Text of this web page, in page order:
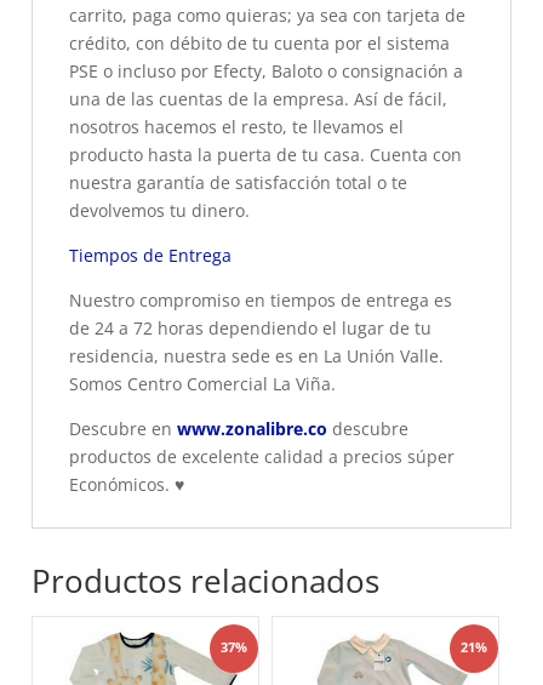
carrito, paga como quieras; ya sea con tarjeta de
crédito, con débito de tu cuenta por el sistema
PSE o incluso por Efecty, Baloto o consignación a
una de las cuentas de la empresa. Así de fácil,
nosotros hacemos el resto, te llevamos el
producto hasta la puerta de tu casa. Cuenta con
nuestra garantía de satisfacción total o te
devolvemos tu dinero.
Tiempos de Entrega
Nuestro compromiso en tiempos de entrega es
de 24 a 72 horas dependiendo el lugar de tu
residencia, nuestra sede es en La Unión Valle.
Somos Centro Comercial La Viña.
Descubre en www.zonalibre.co descubre
productos de excelente calidad a precios súper
Económicos. ♥
Productos relacionados
37% 21%